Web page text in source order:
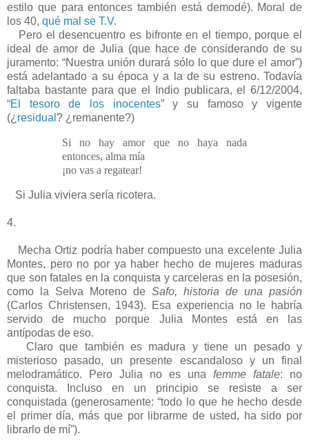
estilo que para entonces también está demodé). Moral de
los 40, qué mal se T.V.
Pero el desencuentro es bifronte en el tiempo, porque el
ideal de amor de Julia (que hace de considerando de su
juramento: “Nuestra unión durará sólo lo que dure el amor”)
está adelantado a su época y a la de su estreno. Todavía
faltaba bastante para que el Indio publicara, el 6/12/2004,
“El tesoro de los inocentes”y su famoso y vigente
(¿ residual ? ¿remanente?)
Si no hay amor que no haya nada
entonces, alma mía
¡no vas a regatear!
Si Julia viviera sería ricotera.
4.
Mecha Ortiz podría haber compuesto una excelente Julia
Montes, pero no por ya haber hecho de mujeres maduras
que son fatales en la conquista y carceleras en la posesión,
como la Selva Moreno de Safo, historia de una pasión
(Carlos Christensen, 1943). Esa experiencia no le habría
servido de mucho porque Julia Montes está en las
antípodas de eso.
Claro que también es madura y tiene un pesado y
misterioso pasado, un presente escandaloso y un final
melodramático. Pero Julia no es una femme fatale: no
conquista. Incluso en un principio se resiste a ser
conquistada (generosamente: “todo lo que he hecho desde
el primer día, más que por librarme de usted, ha sido por
librarlo de mí”).